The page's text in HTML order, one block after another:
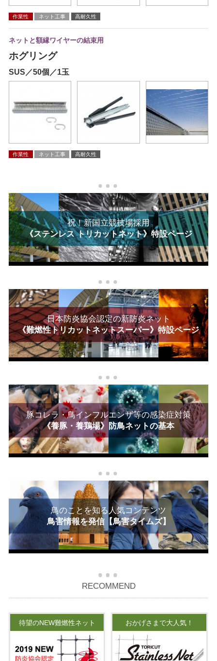
作業性 ネット工事 高耐久性
ネットと額縁ワイヤーの結束用
ホグリング
SUS／50個／1玉
作業性 ネット工事 高耐久性
祝！新国立競技場採用
《ステンレス トリカットネット》特設ページ
日本防炎協会認定の新防炎ネット
《難燃性トリカットネットスーパー》特設ページ
豚コレラ・鳥インフルエンザ等の感染症対策
《養豚・養鶏場》防鳥ネットの基本
鳥のことを知る人気コンテンツ
鳥害情報を発信【鳥害タイムズ】
RECOMMEND
待望のNEW難燃性ネット おかげさまで大人気！